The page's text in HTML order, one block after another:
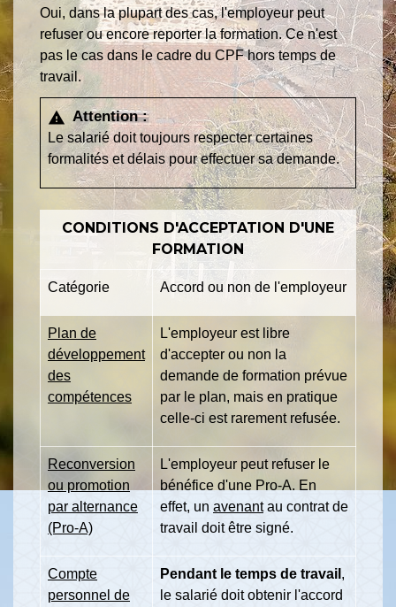
Oui, dans la plupart des cas, l'employeur peut
refuser ou encore reporter la formation. Ce n'est
pas le cas dans le cadre du CPF hors temps de
travail.
warning Attention :
Le salarié doit toujours respecter certaines
formalités et délais pour effectuer sa demande.
CONDITIONS D'ACCEPTATION D'UNE
FORMATION
Catégorie Accord ou non de l'employeur
Plan de
développement
des
compétences
L'employeur est libre
d'accepter ou non la
demande de formation prévue
par le plan, mais en pratique
celle-ci est rarement refusée.
Reconversion
ou promotion
par alternance
(Pro-A)
L'employeur peut refuser le
bénéfice d'une Pro-A. En
effet, un avenantau contrat de
travail doit être signé.
Compte
personnel de
Pendant le temps de travail ,
le salarié doit obtenir l'accord